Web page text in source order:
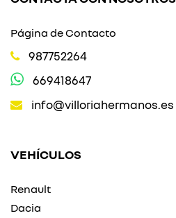
Página de Contacto
987752264
669418647
info@villoriahermanos.es
VEHÍCULOS
Renault
Dacia